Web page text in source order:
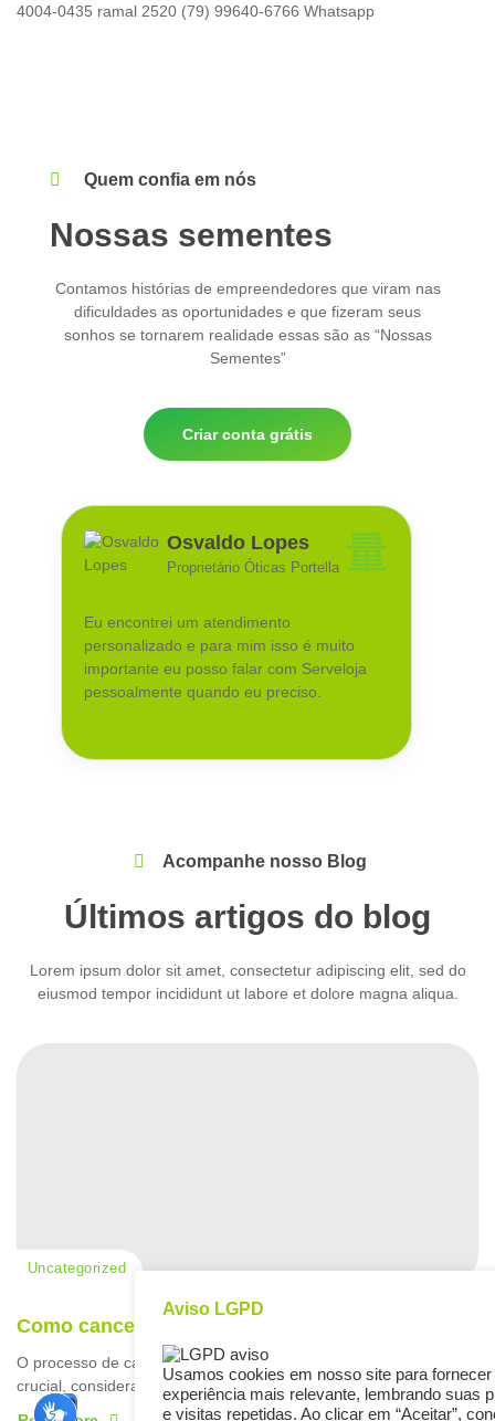
4004-0435 ramal 2520 (79) 99640-6766 Whatsapp
Osvaldo Lopes
Proprietário Óticas Portella
Eu encontrei um atendimento
personalizado e para mim isso é muito
importante eu posso falar com Serveloja
pessoalmente quando eu preciso.
Quem confia em nós
Nossas sementes
Contamos histórias de empreendedores que viram nas
dificuldades as oportunidades e que fizeram seus
sonhos se tornarem realidade essas são as “Nossas
Sementes”
Criar conta grátis
Acompanhe nosso Blog
Últimos artigos do blog
Lorem ipsum dolor sit amet, consectetur adipiscing elit, sed do
eiusmod tempor incididunt ut labore et dolore magna aliqua.
Uncategorized
Como cancelar o pagamento de um boleto
O processo de cancelamento de um pagamento de boleto é
crucial, considerando que essa é uma das formas de...
Aviso LGPD
Usamos cookies em nosso site para fornecer
experiência mais relevante, lembrando suas
e visitas repetidas. Ao clicar em “Aceitar”,